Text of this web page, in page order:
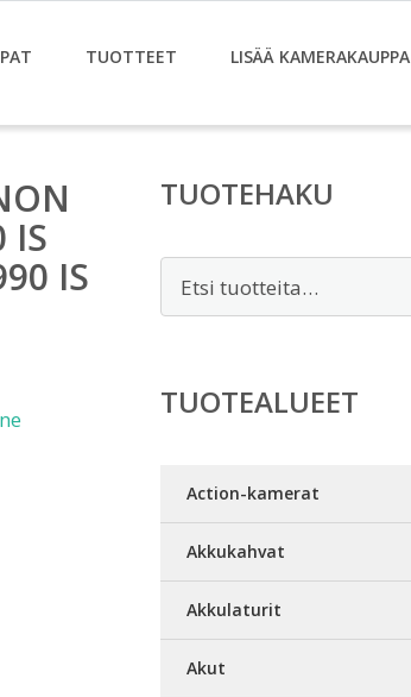
TUOTTEET LISÄÄ KAMERAKAUPPA
IS
IS
TUOTEHAKU
TUOTEALUEET
Action-kamerat
Akkukahvat
Akkulaturit
Akut